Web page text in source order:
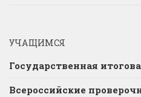
УЧАЩИМСЯ
Государственная
Всероссийские